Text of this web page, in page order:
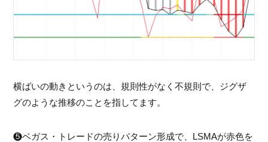
横ばいの動きというのは、規則性がなく不規則で、ジグザ
グのような推移のことを指してます。
❺ベガス・トレードの売りパターン形成で、LSMAが赤色を